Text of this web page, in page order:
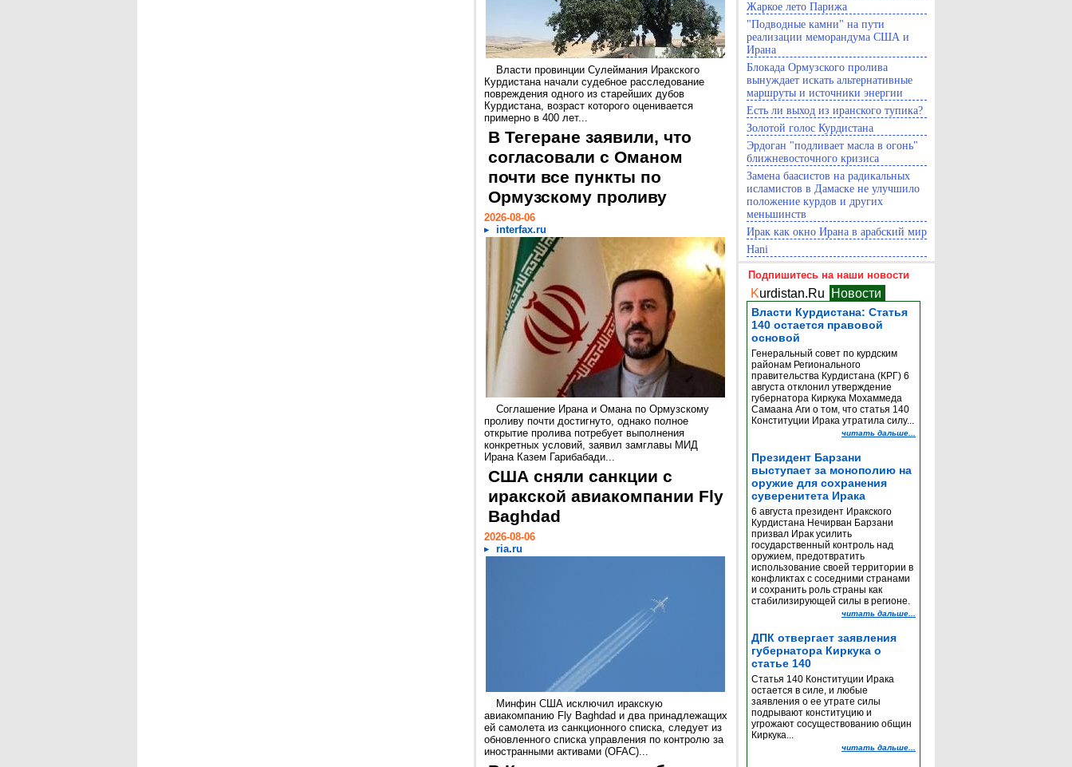
Власти провинции Сулеймания Иракского
Курдистана начали судебное расследование
повреждения одного из старейших дубов
Курдистана, возраст которого оценивается
примерно в 400 лет...
В Тегеране заявили, что
согласовали с Оманом
почти все пункты по
Ормузскому проливу
2026-08-06
interfax.ru
Соглашение Ирана и Омана по Ормузскому
проливу почти достигнуто, однако полное
открытие пролива потребует выполнения
конкретных условий, заявил замглавы МИД
Ирана Казем Гарибабади...
США сняли санкции с
иракской авиакомпании Fly
Baghdad
2026-08-06
ria.ru
Минфин США исключил иракскую
авиакомпанию Fly Baghdad и два принадлежащих
ей самолета из санкционного списка, следует из
обновленного списка управления по контролю за
иностранными активами (OFAC)...
Жаркое лето Парижа
"Подводные камни" на пути
реализации меморандума США и
Ирана
Блокада Ормузского пролива
вынуждает искать альтернативные
маршруты и источники энергии
Есть ли выход из иранского тупика?
Золотой голос Курдистана
Эрдоган "подливает масла в огонь"
ближневосточного кризиса
Замена баасистов на радикальных
исламистов в Дамаске не улучшило
положение курдов и других
меньшинств
Ирак как окно Ирана в арабский мир
Hani
Подпишитесь на наши новости
Kurdistan.Ru Новости
Власти Курдистана: Статья
140 остается правовой
основой
Генеральный совет по курдским
районам Регионального
правительства Курдистана (КРГ) 6
августа отклонил утверждение
губернатора Киркука Мохаммеда
Самаана Аги о том, что статья 140
Конституции Ирака утратила силу...
читать дальше...
Президент Барзани
выступает за монополию на
оружие для сохранения
суверенитета Ирака
6 августа президент Иракского
Курдистана Нечирван Барзани
призвал Ирак усилить
государственный контроль над
оружием, предотвратить
использование своей территории в
конфликтах с соседними странами
и сохранить роль страны как
стабилизирующей силы в регионе.
читать дальше...
ДПК отвергает заявления
губернатора Киркука о
статье 140
Статья 140 Конституции Ирака
остается в силе, и любые
заявления о ее утрате силы
подрывают конституцию и
угрожают сосуществованию общин
Киркука...
читать дальше...